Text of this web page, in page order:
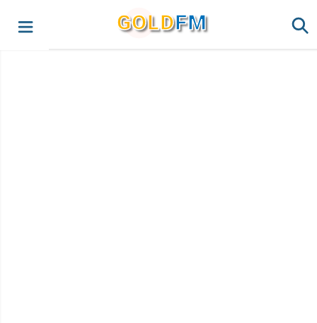
GOLDFM